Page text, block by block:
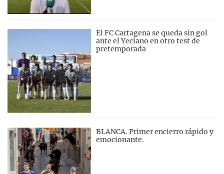
El FC Cartagena se queda sin gol
ante el Yeclano en otro test de
pretemporada
BLANCA. Primer encierro rápido y
emocionante.